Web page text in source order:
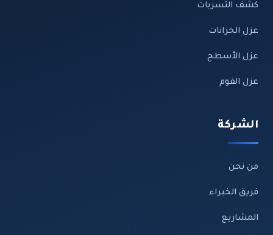
كشف التسربات
عزل الخزانات
عزل الأسطح
عزل الفوم
الشركة
من نحن
فريق الخبراء
المشاريع